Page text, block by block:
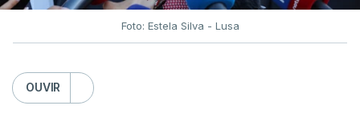
Foto: Estela Silva - Lusa
OUVIR